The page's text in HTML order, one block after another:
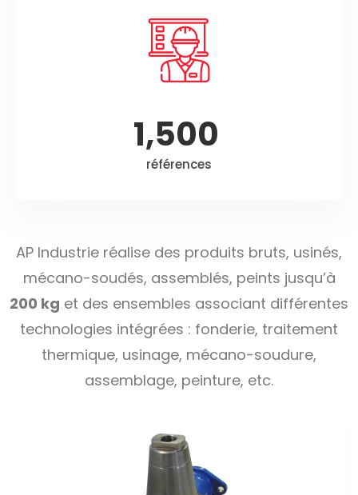
références
1,500
AP Industrie réalise des produits bruts, usinés,
mécano-soudés, assemblés, peints jusqu’à
200 kg et des ensembles associant différentes
technologies intégrées : fonderie, traitement
thermique, usinage, mécano-soudure,
assemblage, peinture, etc.